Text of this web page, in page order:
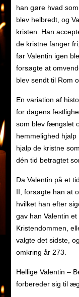
han gøre hvad
blev helbredt, og
kristen. Han
de kristne fanger
før Valentin igen
forsøgte at
blev sendt til Rom
En variation af
for dagens
som blev fængslet
hemmelighed
hjalp de kristne
dén tid betragtet
Da Valentin på et
II, forsøgte han at
hvilket han efter
gav han Valentin
Kristendommen,
valgte det sidste,
omkring år 273.
Hellige Valentin –
forbereder sig til